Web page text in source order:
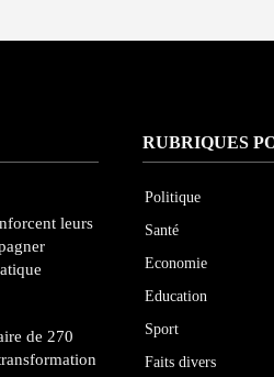
leurs
de 270
RUBRIQUES
Politique
Santé
Economie
Education
Sport
Faits divers